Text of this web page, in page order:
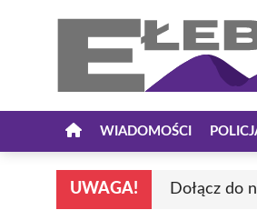
WIADOMOŚCI
UWAGA! Dołącz do